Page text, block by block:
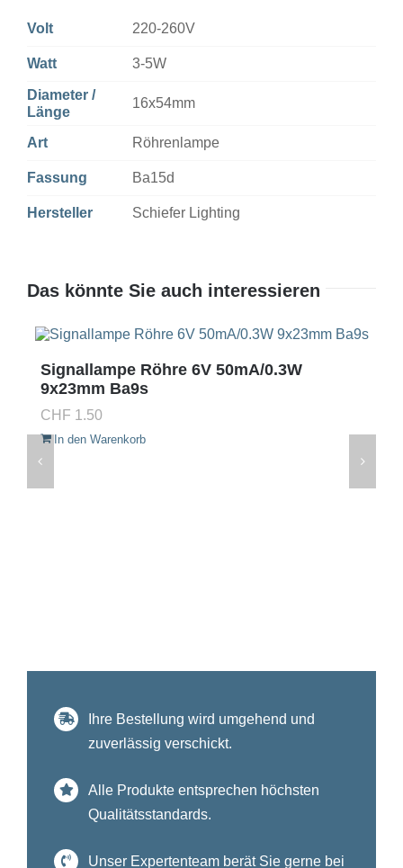
Volt 220-260V
Watt 3-5W
Diameter /
Länge
16x54mm
Art Röhrenlampe
Fassung Ba15d
Hersteller Schiefer Lighting
Das könnte Sie auch interessieren
Signallampe Röhre 6V 50mA/0.3W
9x23mm Ba9s
CHF 1.50
In den Warenkorb
Ihre Bestellung wird umgehend und
zuverlässig verschickt.
Alle Produkte entsprechen höchsten
Qualitätsstandards.
Unser Expertenteam berät Sie gerne bei